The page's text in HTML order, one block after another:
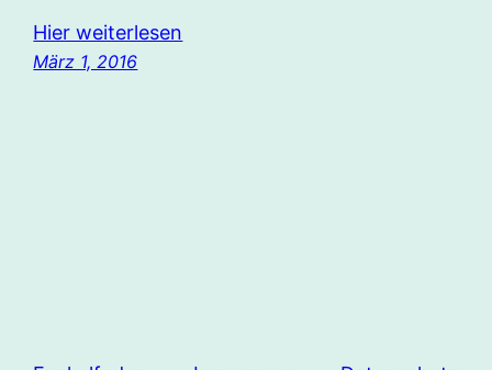
Hier weiterlesen
März 1, 2016